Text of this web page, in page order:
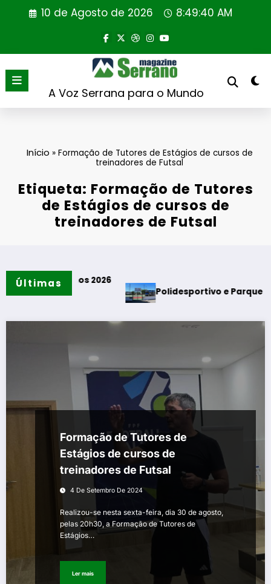
10 de Agosto de 2026 8:49:40 AM
A Voz Serrana para o Mundo
Início » Formação de Tutores de Estágios de cursos de
treinadores de Futsal
Etiqueta: Formação de Tutores
de Estágios de cursos de
treinadores de Futsal
Últimas
& Filhos 2026
Polidesportivo e Parque de
Formação de Tutores de
Estágios de cursos de
treinadores de Futsal
4 De Setembro De 2024
Realizou-se nesta sexta-feira, dia 30 de agosto,
pelas 20h30, a Formação de Tutores de
Estágios…
Ler mais